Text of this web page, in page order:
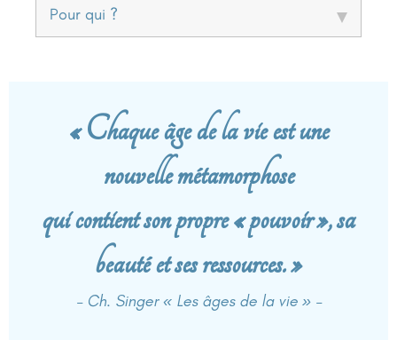
Pour qui ?
« Chaque âge de la vie est une
nouvelle métamorphose
qui contient son propre « pouvoir », sa
beauté et ses ressources. »
– Ch. Singer « Les âges de la vie » –